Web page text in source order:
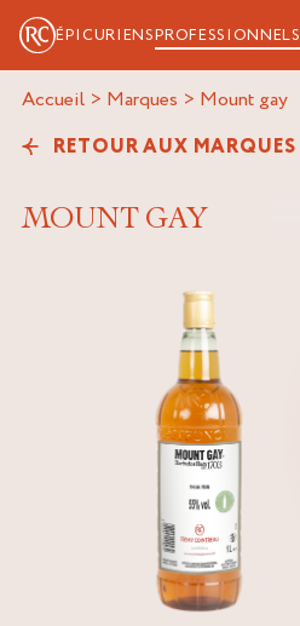
ÉPICURIENSPROFESSIONNELS
Accueil > Marques > mount gay
RETOUR AUX MARQUES
MOUNT GAY